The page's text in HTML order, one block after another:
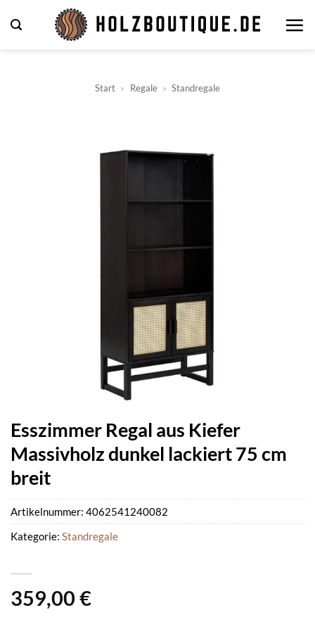
Inhalt
Start » Regale » Standregale
Esszimmer Regal aus Kiefer
Massivholz dunkel lackiert 75 cm
breit
359,00 €
Artikelnummer: 4062541240082
Kategorie: Standregale